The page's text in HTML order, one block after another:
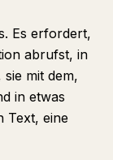
Es erfordert,
abrufst, in
mit dem,
in etwas
Text, eine